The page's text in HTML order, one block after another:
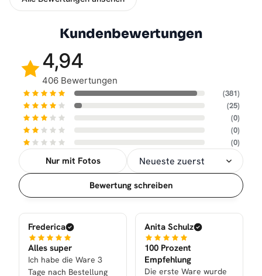
Kundenbewertungen
4,94
406 Bewertungen
(381)
(25)
(0)
(0)
(0)
Nur mit Fotos
Sortierung
Bewertung schreiben
Frederica
Alles super
Ich habe die Ware 3
Tage nach Bestellung
Anita Schulz
100 Prozent
Empfehlung
Die erste Ware wurde